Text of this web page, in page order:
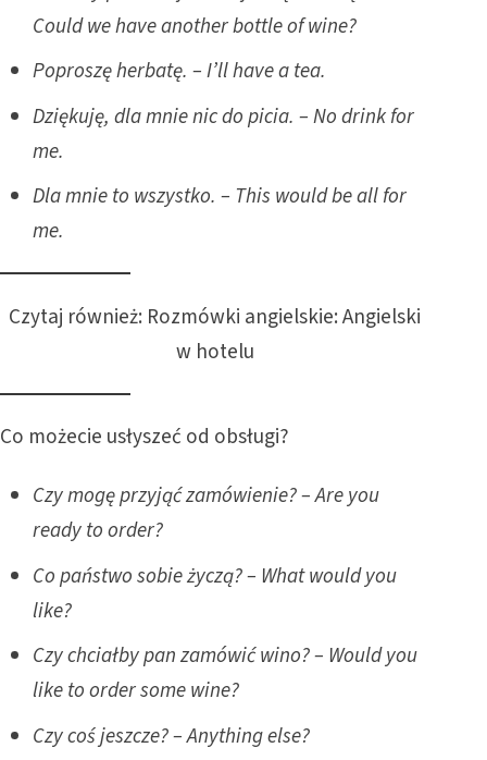
Could we have another bottle of wine?
Poproszę herbatę. – I’ll have a tea.
Dziękuję, dla mnie nic do picia. – No drink for
me.
Dla mnie to wszystko. – This would be all for
me.
Czytaj również: Rozmówki angielskie: Angielski
w hotelu
Co możecie usłyszeć od obsługi?
Czy mogę przyjąć zamówienie? – Are you
ready to order?
Co państwo sobie życzą? – What would you
like?
Czy chciałby pan zamówić wino? – Would you
like to order some wine?
Czy coś jeszcze? – Anything else?